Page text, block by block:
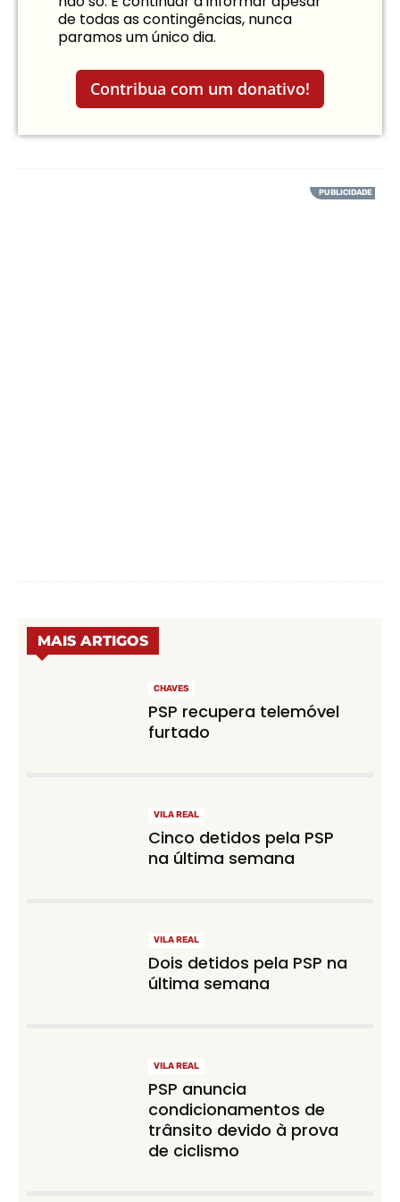
de todas as contingências, nunca
paramos um único dia.
Contribua com um donativo!
MAIS ARTIGOS
CHAVES
PSP recupera telemóvel
furtado
VILA REAL
Cinco detidos pela PSP
na última semana
VILA REAL
Dois detidos pela PSP na
última semana
VILA REAL
PSP anuncia
condicionamentos de
trânsito devido à prova
de ciclismo